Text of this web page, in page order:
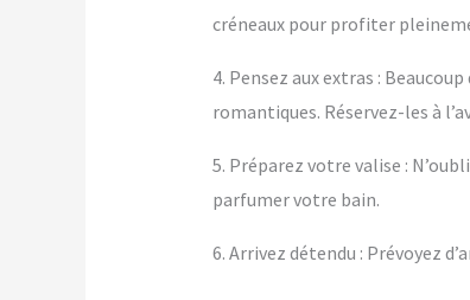
créneaux pour profiter
4. Pensez aux extras :
romantiques. Réservez-les à
5. Préparez votre valise :
parfumer votre bain.
6. Arrivez détendu : Prévoyez